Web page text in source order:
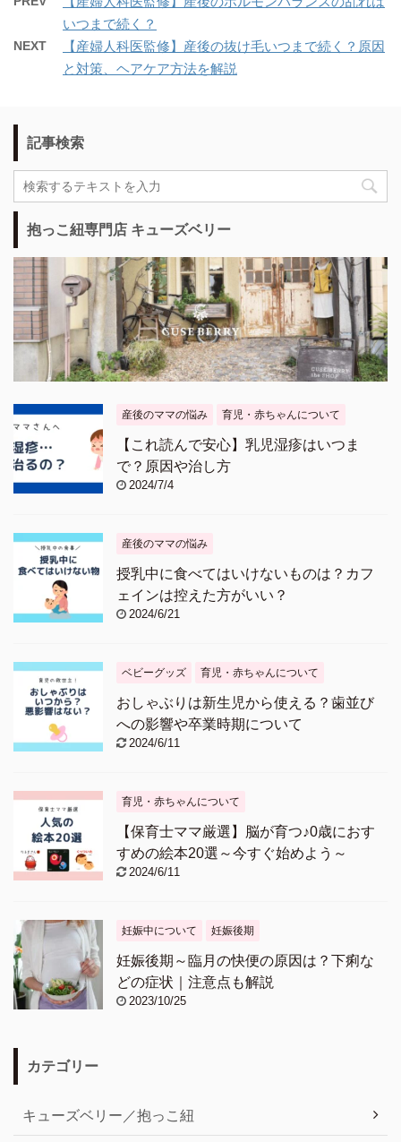
いつまで続く？
NEXT
【産婦人科医監修】産後の抜け毛いつまで続く？原因
と対策、ヘアケア方法を解説
記事検索
抱っこ紐専門店 キューズベリー
産後のママの悩み 育児・赤ちゃんについて
【これ読んで安心】乳児湿疹はいつま
で？原因や治し方
2024/7/4
産後のママの悩み
授乳中に食べてはいけないものは？カフ
ェインは控えた方がいい？
2024/6/21
ベビーグッズ 育児・赤ちゃんについて
おしゃぶりは新生児から使える？歯並び
への影響や卒業時期について
2024/6/11
育児・赤ちゃんについて
【保育士ママ厳選】脳が育つ♪0歳におす
すめの絵本20選～今すぐ始めよう～
2024/6/11
妊娠中について 妊娠後期
妊娠後期～臨月の快便の原因は？下痢な
どの症状｜注意点も解説
2023/10/25
カテゴリー
キューズベリー／抱っこ紐